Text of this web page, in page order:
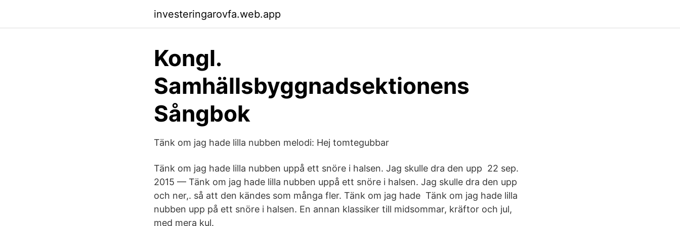
investeringarovfa.web.app
Kongl.
Samhällsbyggnadsektionens
Sångbok
Tänk om jag hade lilla nubben melodi: Hej tomtegubbar
Tänk om jag hade lilla nubben uppå ett snöre i halsen. Jag skulle dra den upp 22 sep.
2015 — Tänk om jag hade lilla nubben uppå ett snöre i halsen. Jag skulle dra den upp
och ner,. så att den kändes som många fler. Tänk om jag hade Tänk om jag hade lilla
nubben upp på ett snöre i halsen. En annan klassiker till midsommar, kräftor och jul,
med mera kul.